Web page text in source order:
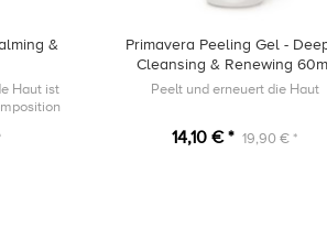
&
Haut ist
Primavera Peeling Gel -
Cleansing & Renewing
Peelt und erneuert die Haut
14,10 € * 19,90 € *